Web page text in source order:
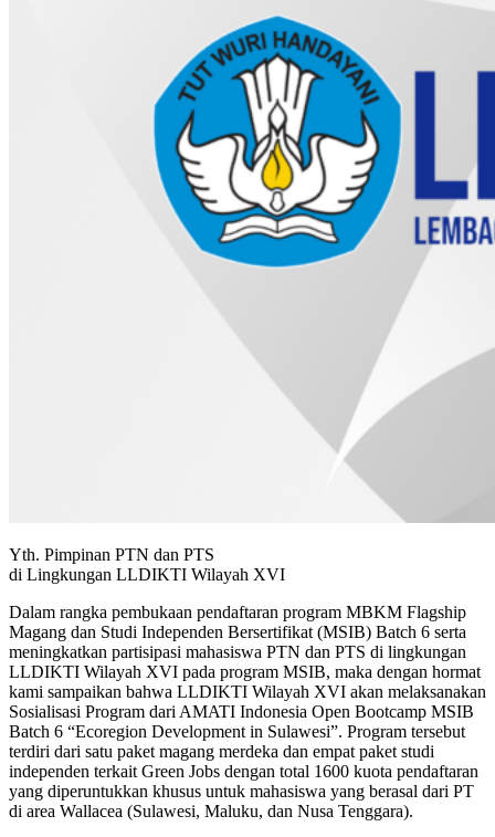
Yth. Pimpinan PTN dan PTS
di Lingkungan LLDIKTI Wilayah XVI
Dalam rangka pembukaan pendaftaran program MBKM Flagship
Magang dan Studi Independen Bersertifikat (MSIB) Batch 6 serta
meningkatkan partisipasi mahasiswa PTN dan PTS di lingkungan
LLDIKTI Wilayah XVI pada program MSIB, maka dengan hormat
kami sampaikan bahwa LLDIKTI Wilayah XVI akan melaksanakan
Sosialisasi Program dari AMATI Indonesia Open Bootcamp MSIB
Batch 6 “Ecoregion Development in Sulawesi”. Program tersebut
terdiri dari satu paket magang merdeka dan empat paket studi
independen terkait Green Jobs dengan total 1600 kuota pendaftaran
yang diperuntukkan khusus untuk mahasiswa yang berasal dari PT
di area Wallacea (Sulawesi, Maluku, dan Nusa Tenggara).